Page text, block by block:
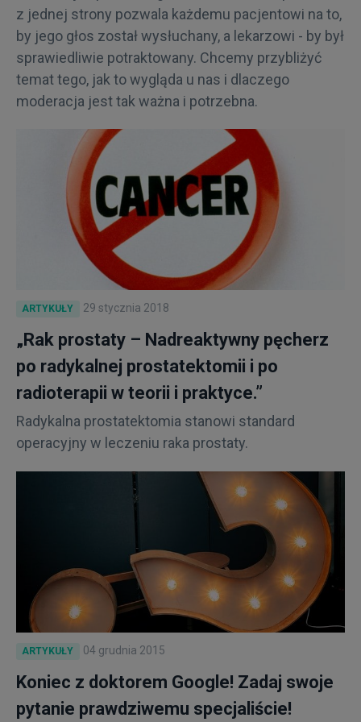
z jednej strony pozwala każdemu pacjentowi na to,
by jego głos został wysłuchany, a lekarzowi - by był
sprawiedliwie potraktowany. Chcemy przybliżyć
temat tego, jak to wygląda u nas i dlaczego
moderacja jest tak ważna i potrzebna.
ARTYKUŁY 29 stycznia 2018
„Rak prostaty – Nadreaktywny pęcherz
po radykalnej prostatektomii i po
radioterapii w teorii i praktyce.”
Radykalna prostatektomia stanowi standard
operacyjny w leczeniu raka prostaty.
ARTYKUŁY 04 grudnia 2015
Koniec z doktorem Google! Zadaj swoje
pytanie prawdziwemu specjaliście!